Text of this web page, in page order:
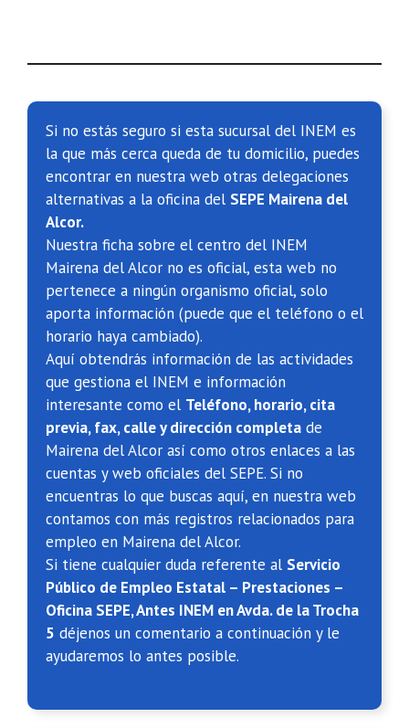
Si no estás seguro si esta sucursal del INEM es
la que más cerca queda de tu domicilio, puedes
encontrar en nuestra web otras delegaciones
alternativas a la oficina del SEPE Mairena del
Alcor.
Nuestra ficha sobre el centro del INEM
Mairena del Alcor no es oficial, esta web no
pertenece a ningún organismo oficial, solo
aporta información (puede que el teléfono o el
horario haya cambiado).
Aquí obtendrás información de las actividades
que gestiona el INEM e información
interesante como el Teléfono, horario, cita
previa, fax, calle y dirección completa de
Mairena del Alcor así como otros enlaces a las
cuentas y web oficiales del SEPE. Si no
encuentras lo que buscas aquí, en nuestra web
contamos con más registros relacionados para
empleo en Mairena del Alcor.
Si tiene cualquier duda referente al Servicio
Público de Empleo Estatal – Prestaciones –
Oficina SEPE, Antes INEM en Avda. de la Trocha
5 déjenos un comentario a continuación y le
ayudaremos lo antes posible.